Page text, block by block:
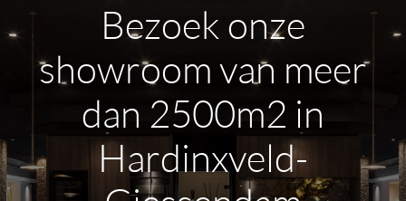
Bezoek onze
showroom van meer
dan 2500m2 in
Hardinxveld-